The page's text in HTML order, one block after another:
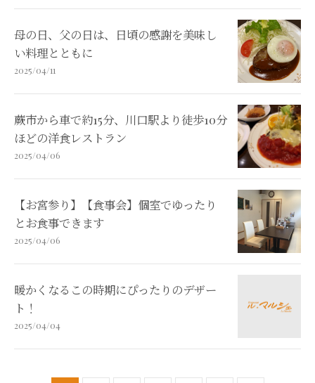
母の日、父の日は、日頃の感謝を美味し
い料理とともに
2025/04/11
蕨市から車で約15分、川口駅より徒歩10分
ほどの洋食レストラン
2025/04/06
【お宮参り】【食事会】個室でゆったり
とお食事できます
2025/04/06
暖かくなるこの時期にぴったりのデザー
ト！
2025/04/04